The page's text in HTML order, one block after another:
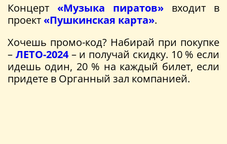
Концерт «Музыка пиратов» входит в
проект«Пушкинская карта».
Хочешь промо-код? Набирай при покупке
– ЛЕТО-2024– и получай скидку. 10 % если
идешь один, 20 % на каждый билет, если
придете в Органный зал компанией.